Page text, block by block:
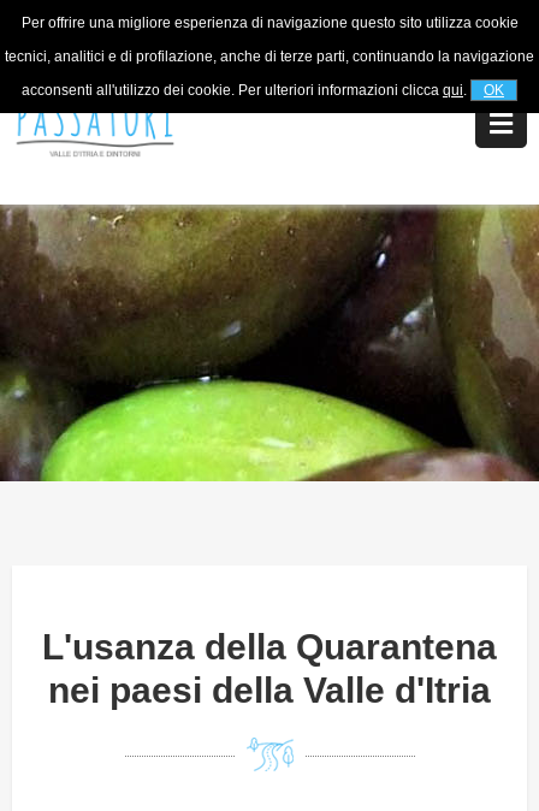
Per offrire una migliore esperienza di navigazione questo sito utilizza cookie
tecnici, analitici e di profilazione, anche di terze parti, continuando la navigazione
acconsenti all'utilizzo dei cookie. Per ulteriori informazioni clicca qui. OK
For information+39 320 5753268
L'usanza della Quarantena
nei paesi della Valle d'Itria